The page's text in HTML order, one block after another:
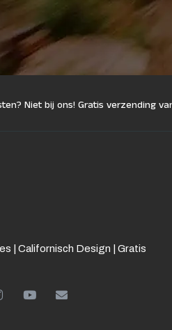
Niet bij ons! Gratis verzending
| Californisch Design | Gratis